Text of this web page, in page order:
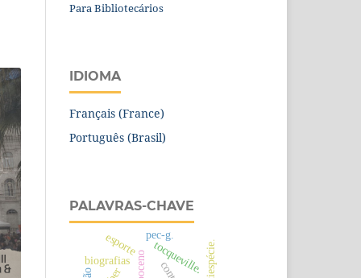
Para Bibliotecários
IDIOMA
Français (France)
Português (Brasil)
PALAVRAS-CHAVE
tocqueville.
biografias
esporte pec-g.